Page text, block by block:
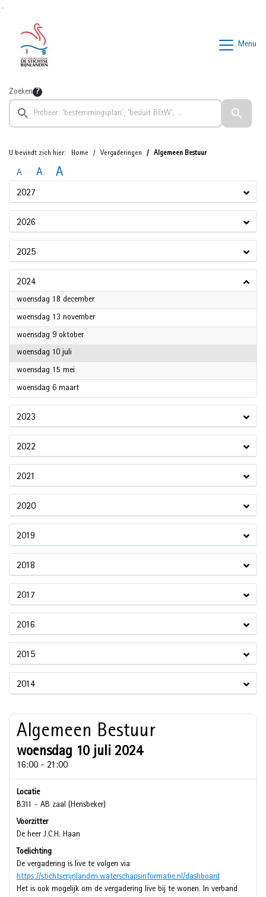
Menu
Zoeken
U bevindt zich hier: Home Vergaderingen Algemeen Bestuur
A A A
2027
2026
2025
2024
woensdag 18 december2024
woensdag 13 november2024
woensdag 9 oktober2024
woensdag 10 juli
woensdag 15 mei
woensdag 6 maart2024
2023
2022
2021
2020
2019
2018
2017
2016
2015
2014
Algemeen Bestuur
woensdag 10 juli 2024
16:00 - 21:00
Locatie
B311 - AB zaal (Hensbeker)
Voorzitter
De heer J.C.H. Haan
Toelichting
De vergadering is live te volgen via
https://stichtserijnlanden.waterschapsinformatie.nl/dashboard
Het is ook mogelijk om de vergadering live bij te wonen. In verband